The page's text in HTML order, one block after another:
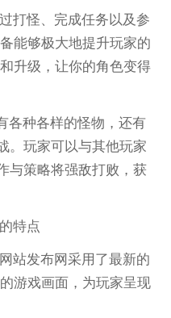
打怪、完成任务以及参
能够极大地提升玩家的
升级，让你的角色变得
各种各样的怪物，还有
。玩家可以与其他玩家
与策略将强敌打败，获
特点
站发布网采用了最新的
游戏画面，为玩家呈现